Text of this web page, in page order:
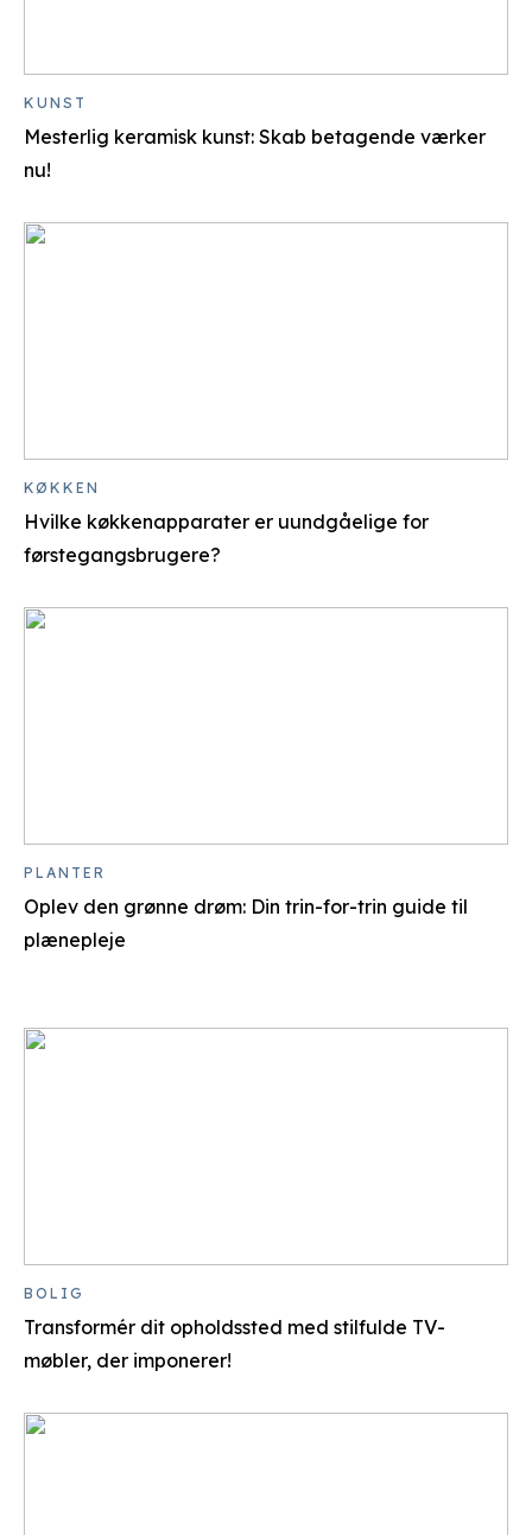
Mesterlig keramisk kunst: Skab betagende værker
nu!
KUNST
Hvilke køkkenapparater er uundgåelige for
førstegangsbrugere?
KØKKEN
Oplev den grønne drøm: Din trin-for-trin guide til
plænepleje
PLANTER
Transformér dit opholdssted med stilfulde TV-
møbler, der imponerer!
BOLIG